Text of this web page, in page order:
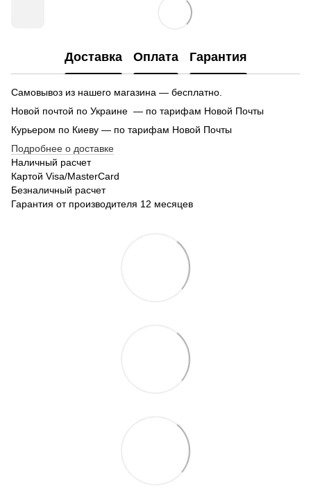
Доставка Оплата Гарантия
Самовывоз из нашего магазина — бесплатно.
Новой почтой по Украине — по тарифам Новой Почты
Курьером по Киеву — по тарифам Новой Почты
Подробнее о доставке
Наличный расчет
Картой Visa/MasterCard
Безналичный расчет
Гарантия от производителя 12 месяцев